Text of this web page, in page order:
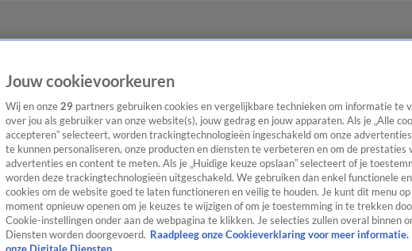
Jouw cookievoorkeuren
Wij en onze 29 partners gebruiken cookies en vergelijkbare technieken om informatie te
over jou als gebruiker van onze website(s), jouw gedrag en jouw apparaten. Als je „Alle
accepteren” selecteert, worden trackingtechnologieën ingeschakeld om onze
te kunnen personaliseren, onze producten en diensten te verbeteren en om de prestaties
advertenties en content te meten. Als je „Huidige keuze opslaan” selecteert of je
worden deze trackingtechnologieën uitgeschakeld. We gebruiken dan enkel functionele
cookies om de website goed te laten functioneren en veilig te houden. Je kunt dit menu
moment opnieuw openen om je keuzes te wijzigen of om je toestemming in te trekken
Cookie-instellingen onder aan de webpagina te klikken. Je selecties zullen overal binnen
Diensten worden doorgevoerd. Raadpleeg onze Cookieverklaring voor meer informatie.